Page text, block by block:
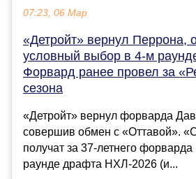
07:23, 06 Мар
«Детройт» вернул Перрона,
условный выбор в 4-м
Форвард ранее провел за
сезона
«Детройт» вернул форварда
совершив обмен с «Оттавой».
получат за 37-летнего
раунде драфта НХЛ-2026 (и...